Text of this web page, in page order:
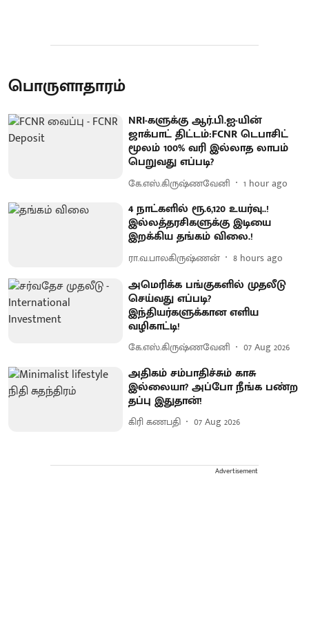
பொருளாதாரம்
NRI-களுக்கு ஆர்.பி.ஐ-யின்
ஜாக்பாட் திட்டம்:FCNR டெபாசிட்
மூலம் 100% வரி இல்லாத லாபம்
பெறுவது எப்படி?
கே.எஸ்.கிருஷ்ணவேனி 1 hour ago
4 நாட்களில் ரூ.6,120 உயர்வு..!
இல்லத்தரசிகளுக்கு இடியை
இறக்கிய தங்கம் விலை.!
ரா.வ.பாலகிருஷ்ணன் 8 hours ago
அமெரிக்க பங்குகளில் முதலீடு
செய்வது எப்படி?
இந்தியர்களுக்கான எளிய
வழிகாட்டி!
கே.எஸ்.கிருஷ்ணவேனி 07 Aug 2026
அதிகம் சம்பாதிச்சும் காசு
இல்லையா? அப்போ நீங்க பண்ற
தப்பு இதுதான்!
கிரி கணபதி 07 Aug 2026
Advertisement